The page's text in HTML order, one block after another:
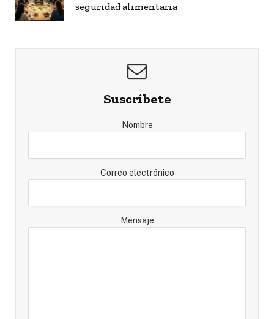
seguridad alimentaria
Suscríbete
Nombre
Correo electrónico
Mensaje